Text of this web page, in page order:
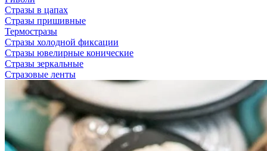
Стразы в цапах
Стразы пришивные
Термостразы
Стразы холодной фиксации
Стразы ювелирные конические
Стразы зеркальные
Стразовые ленты